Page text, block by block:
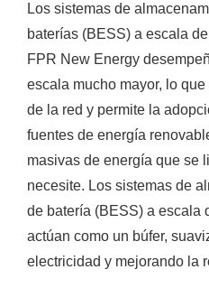
Los sistemas de
baterías (BESS) a escala
FPR New Energy
escala mucho mayor, lo
de la red y permite la
fuentes de energía
masivas de energía que se
necesite. Los sistemas de
de batería (BESS) a escala
actúan como un búfer,
electricidad y mejorando la